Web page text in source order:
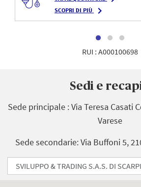
SCOPRI DI PIÙ navigate_next
RUI : A000100698
Sedi e
Sede principale : Via Teresa Casati
Varese
Sede secondarie: Via Buffoni 5,